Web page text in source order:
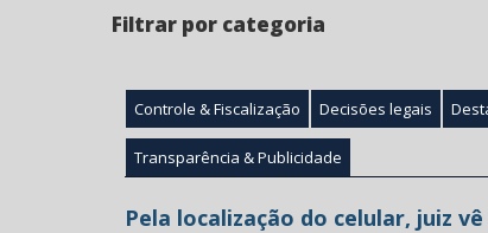
Filtrar por categoria
Controle & Fiscalização Decisões legais
Transparência & Publicidade
Pela localização do celular, juiz